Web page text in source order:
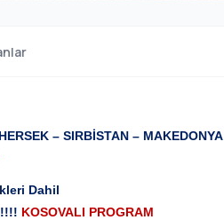
– SIRBİSTAN – MAKEDONYA
Dahil
!!!! KOSOVALI PROGRAM